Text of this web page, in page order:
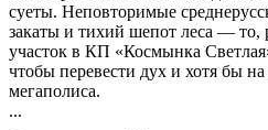
суеты. Неповторимые
закаты и тихий шепот леса — то,
участок в КП «Космынка
чтобы перевести дух и хотя бы на
мегаполиса.
...